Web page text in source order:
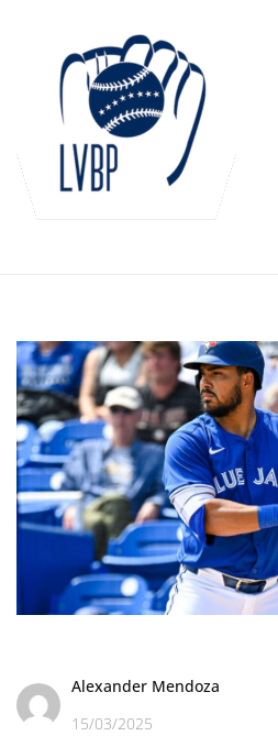
Alexander Mendoza
15/03/2025